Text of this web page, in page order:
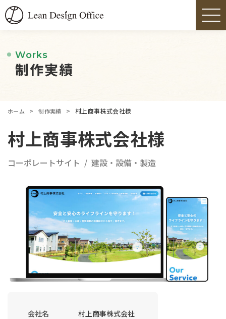
Works
制作実績
ホーム > 制作実績 > 村上商事株式会社様
村上商事株式会社様
コーポレートサイト 建設・設備・製造
会社名
村上商事株式会社